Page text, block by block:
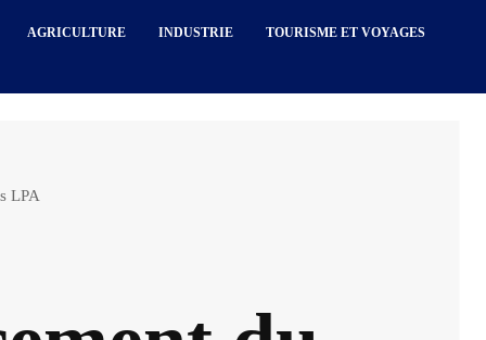
AGRICULTURE INDUSTRIE TOURISME ET VOYAGES
LPA